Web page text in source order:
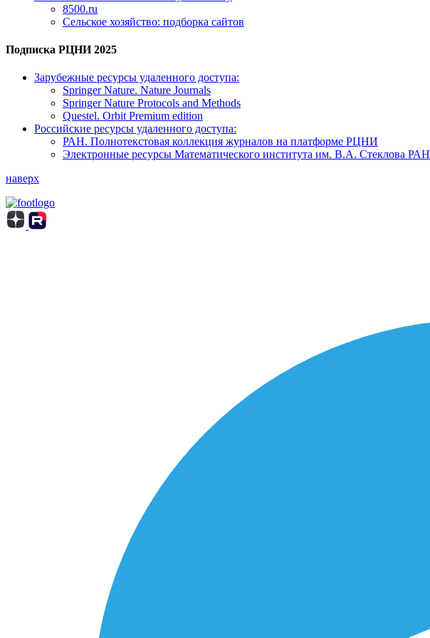
8500.ru
Сельское хозяйство: подборка сайтов
Подписка РЦНИ 2025
Зарубежные ресурсы удаленного доступа:
Springer Nature. Nature Journals
Springer Nature Protocols and Methods
Questel. Orbit Premium edition
Российские ресурсы удаленного доступа:
РАН. Полнотекстовая коллекция журналов на платформе РЦНИ
Электронные ресурсы Математического института им. В.А. Стеклова РАН
наверх